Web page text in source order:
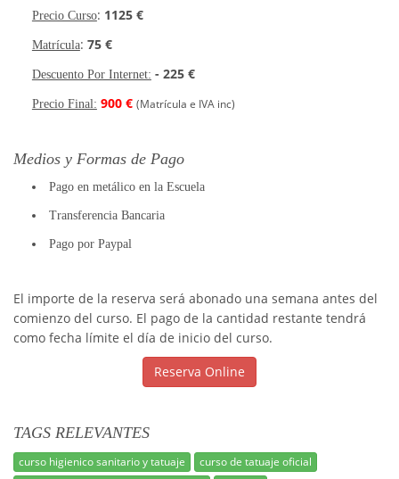
Precio Curso: 1125 €
Matrícula: 75 €
Descuento Por Internet: - 225 €
Precio Final: 900 € (Matrícula e IVA inc)
Medios y Formas de Pago
Pago en metálico en la Escuela
Transferencia Bancaria
Pago por Paypal
El importe de la reserva será abonado una semana antes del
comienzo del curso. El pago de la cantidad restante tendrá
como fecha límite el día de inicio del curso.
Reserva Online
TAGS RELEVANTES
curso higienico sanitario y tatuaje
curso de tatuaje oficial